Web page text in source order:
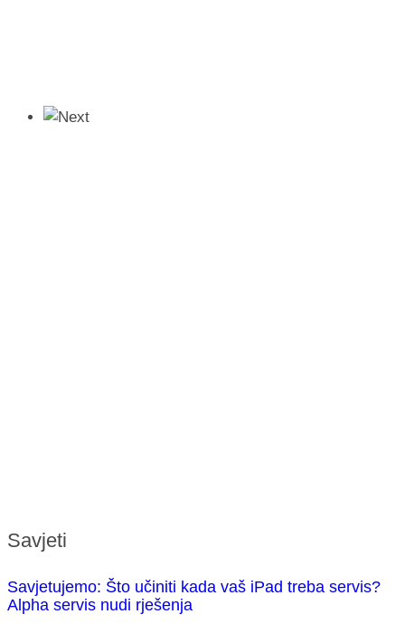
Savjeti
Savjetujemo: Što učiniti kada vaš iPad treba servis?
Alpha servis nudi rješenja